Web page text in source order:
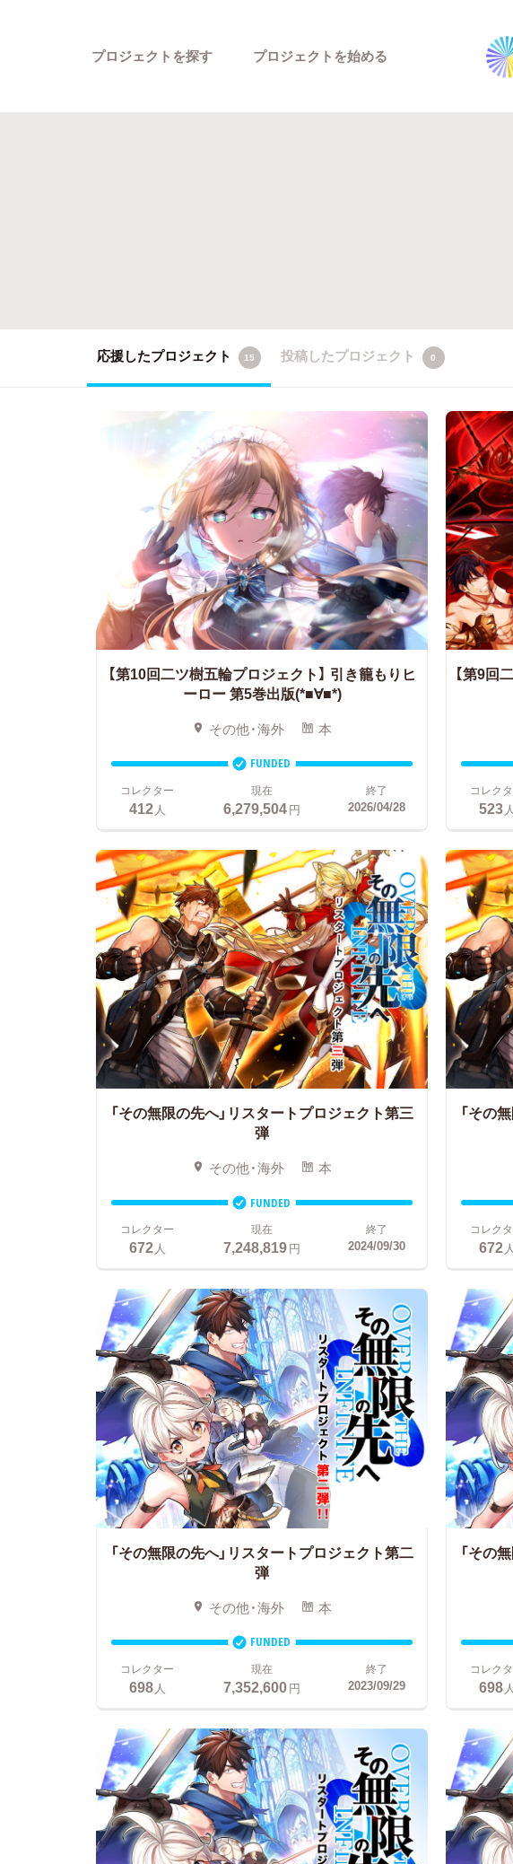
プロジェクトを探す プロジェクトを始める
応援したプロジェクト 15 投稿したプロジェクト 0
【第10回二ツ樹五輪プロジェクト】 引き籠もりヒ
ーロー 第5巻出版(*■∀■*)
その他・海外 本
FUNDED
コレクター
412人
現在
6,279,504円
終了
2026/04/28
【第9回
コレク
523人
「その無限の先へ」リスタートプロジェクト第三
弾
その他・海外 本
FUNDED
コレクター
672人
現在
7,248,819円
終了
2024/09/30
「その
コレク
672人
「その無限の先へ」リスタートプロジェクト第二
弾
その他・海外 本
FUNDED
コレクター
698 人
現在
7,352,600円
終了
2023/09/29
「その
コレク
698 人